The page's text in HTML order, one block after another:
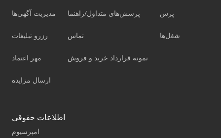
مدیریت آگهی‌ها
رزرو تبلیغات
مهر اعتماد
ارسال مزایده
پرسش‌های متداول/راهنما
تماس
نمونه قرارداد خرید و فروش
پرس
شغل‌ها
اطلاعات حقوقی
امپرسیوم